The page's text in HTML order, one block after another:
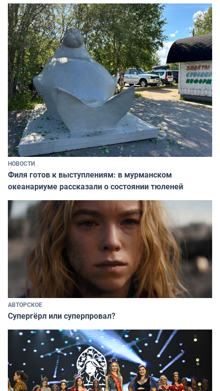
НОВОСТИ
Филя готов к выступлениям: в мурманском
океанариуме рассказали о состоянии тюленей
АВТОРСКОЕ
Супергёрл или суперпровал?